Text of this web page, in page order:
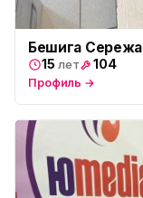
Бешига Сережа
15 лет 104
Профиль →